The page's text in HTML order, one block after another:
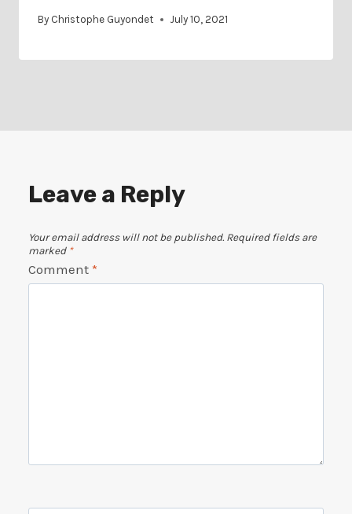
By Christophe Guyondet July 10, 2021
Leave a Reply
Your email address will not be published. Required fields are
marked *
Comment *